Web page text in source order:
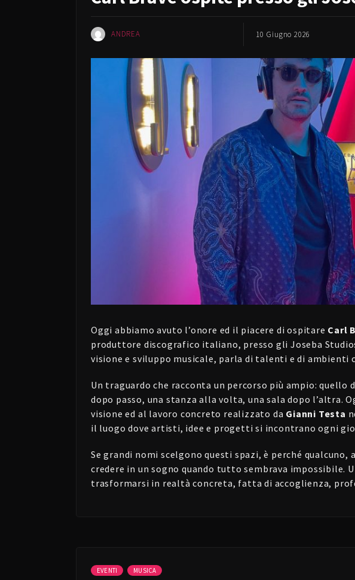
ANDREA 10 Giugno 2026
Oggi abbiamo avuto l’onore ed il piacere di ospitare Carl
produttore discografico italiano, presso gli Joseba
visione e sviluppo musicale, parla di talenti e di ambienti
Un traguardo che racconta un percorso più ampio: quello
dopo passo, una stanza alla volta, una sala dopo l’altra.
visione ed al lavoro concreto realizzato da Gianni Testa
il luogo dove artisti, idee e progetti si incontrano ogni
Se grandi nomi scelgono questi spazi, è perché
credere in un sogno quando tutto sembrava impossibile.
trasformarsi in realtà concreta, fatta di accoglienza,
EVENTI MUSICA